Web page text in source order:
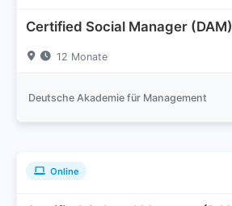
Certified Social Manager (DAM)
12 Monate
Deutsche Akademie für Management
Online